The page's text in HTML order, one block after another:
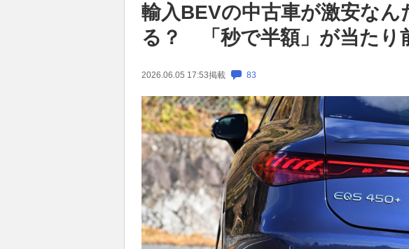
輸入BEVの中古車が激安なん
る？ 「秒で半額」が当たり
2026.06.05 17:53掲載 83